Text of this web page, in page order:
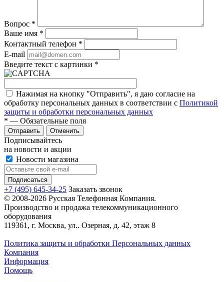
Вопрос *
Ваше имя *
Контактный телефон *
E-mail
Введите текст с картинки *
Нажимая на кнопку "Отправить", я даю согласие на
обработку персональных данных в соответствии с Политикой
защиты и обработки персональных данных
* — Обязательные поля
Отправить Отменить
Подписывайтесь
на новости и акции
Новости магазина
+7 (495) 645-34-25 Заказать звонок
© 2008-2026 Русская Телефонная Компания.
Производство и продажа телекоммуникационного
оборудования
119361, г. Москва, ул.. Озерная, д. 42, этаж 8
Политика защиты и обработки Персональных данных
Компания
Информация
Помощь